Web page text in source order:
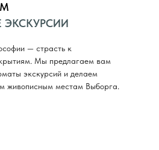
ЭКСКУРСИИ
— страсть к
Мы предлагаем вам
экскурсий и делаем
живописным местам Выборга.